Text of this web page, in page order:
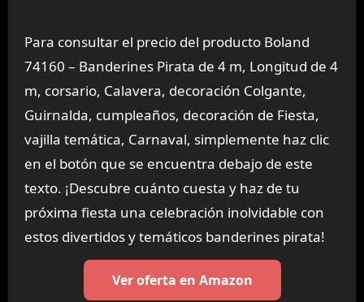
Para consultar el precio del producto Boland
74160 – Banderines Pirata de 4 m, Longitud de 4
m, corsario, Calavera, decoración Colgante,
Guirnalda, cumpleaños, decoración de Fiesta,
vajilla temática, Carnaval, simplemente haz clic
en el botón que se encuentra debajo de este
texto. ¡Descubre cuánto cuesta y haz de tu
próxima fiesta una celebración inolvidable con
estos divertidos y temáticos banderines pirata!
Ver oferta en Amazon